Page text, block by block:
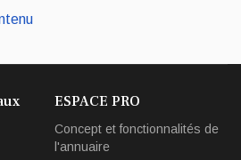
ESPACE PRO
Concept et fonctionnalités de
l'annuaire